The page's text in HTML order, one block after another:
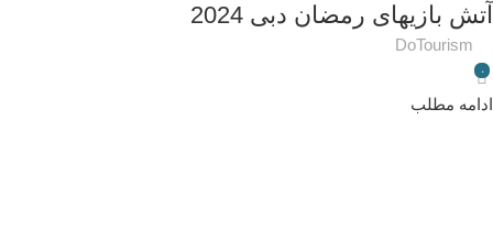
آتش بازیهای رمضان دبی 2024
DoTourism
۰
ادامه مطلب